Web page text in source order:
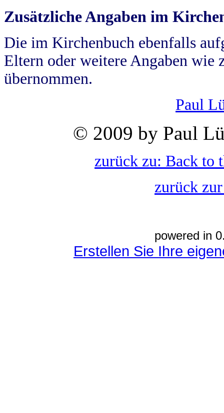
Zusätzliche Angaben im
Die im Kirchenbuch ebenfalls
Eltern oder weitere Angaben wie
übernommen.
Paul
© 2009 by Paul
zurück zu: Back to
zurück
powered in
Erstellen Sie Ihre